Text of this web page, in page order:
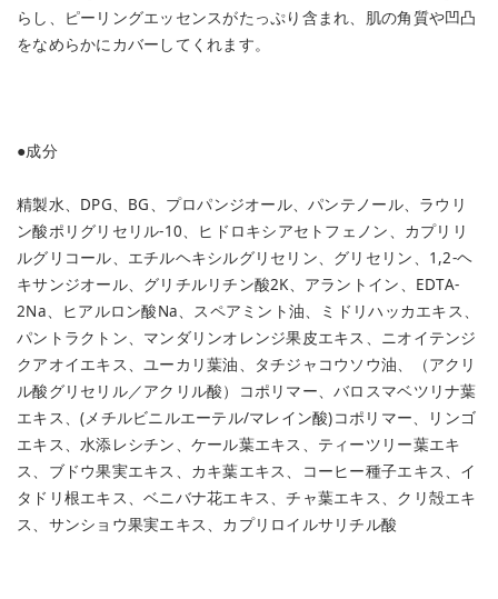
らし、ピーリングエッセンスがたっぷり含まれ、肌の角質や凹凸
をなめらかにカバーしてくれます。
●成分
精製水、DPG、BG、プロパンジオール、パンテノール、ラウリ
ン酸ポリグリセリル-10、ヒドロキシアセトフェノン、カプリリ
ルグリコール、エチルヘキシルグリセリン、グリセリン、1,2-ヘ
キサンジオール、グリチルリチン酸2K、アラントイン、EDTA-
2Na、ヒアルロン酸Na、スペアミント油、ミドリハッカエキス、
パントラクトン、マンダリンオレンジ果皮エキス、ニオイテンジ
クアオイエキス、ユーカリ葉油、タチジャコウソウ油、（アクリ
ル酸グリセリル／アクリル酸）コポリマー、バロスマベツリナ葉
エキス、(メチルビニルエーテル/マレイン酸)コポリマー、リンゴ
エキス、水添レシチン、ケール葉エキス、ティーツリー葉エキ
ス、ブドウ果実エキス、カキ葉エキス、コーヒー種子エキス、イ
タドリ根エキス、ベニバナ花エキス、チャ葉エキス、クリ殻エキ
ス、サンショウ果実エキス、カプリロイルサリチル酸